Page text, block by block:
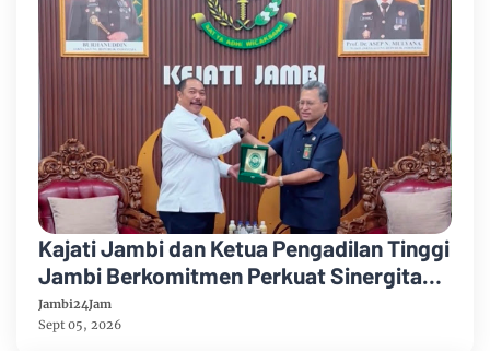
Kajati Jambi dan Ketua Pengadilan Tinggi
Jambi Berkomitmen Perkuat Sinergitas
Penegakan Hukum
Jambi24Jam
Sept 05, 2026